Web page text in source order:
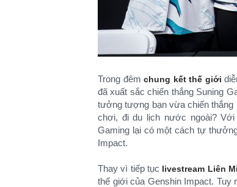
Trong đêmchung kết thế giới
đã xuất sắc chiến thắng Suning
tưởng tượng bạn vừa chiến thắng
chơi, đi du lịch nước ngoài? Với
Gaming lại có một cách tự
Impact.
Thay vì tiếp tục livestream Liên
thế giới của Genshin Impact. Tuy